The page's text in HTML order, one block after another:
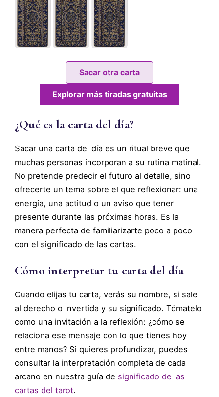
Sacar otra carta
Explorar más tiradas gratuitas
¿Qué es la carta del día?
Sacar una carta del día es un ritual breve que
muchas personas incorporan a su rutina matinal.
No pretende predecir el futuro al detalle, sino
ofrecerte un tema sobre el que reflexionar: una
energía, una actitud o un aviso que tener
presente durante las próximas horas. Es la
manera perfecta de familiarizarte poco a poco
con el significado de las cartas.
Cómo interpretar tu carta del día
Cuando elijas tu carta, verás su nombre, si sale
al derecho o invertida y su significado. Tómatelo
como una invitación a la reflexión: ¿cómo se
relaciona ese mensaje con lo que tienes hoy
entre manos? Si quieres profundizar, puedes
consultar la interpretación completa de cada
arcano en nuestra guía de significado de las
cartas del tarot.